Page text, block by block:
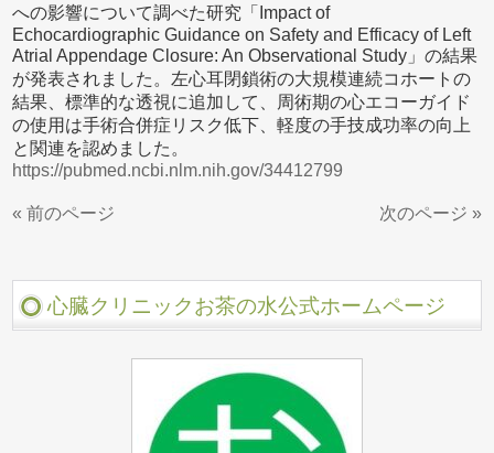
への影響について調べた研究「Impact of
Echocardiographic Guidance on Safety and Efficacy of Left
Atrial Appendage Closure: An Observational Study」の結果
が発表されました。左心耳閉鎖術の大規模連続コホートの
結果、標準的な透視に追加して、周術期の心エコーガイド
の使用は手術合併症リスク低下、軽度の手技成功率の向上
と関連を認めました。
https://pubmed.ncbi.nlm.nih.gov/34412799
« 前のページ 次のページ »
心臓クリニックお茶の水公式ホームページ